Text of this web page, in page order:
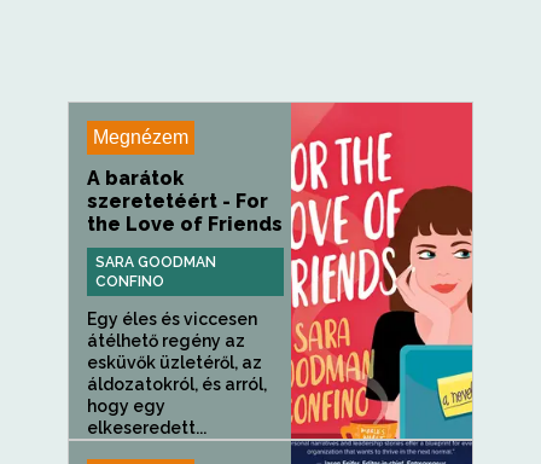
Megnézem
A barátok
szeretetéért - For
the Love of Friends
SARA GOODMAN
CONFINO
Egy éles és viccesen
átélhető regény az
esküvők üzletéről, az
áldozatokról, és arról,
hogy egy
elkeseredett...